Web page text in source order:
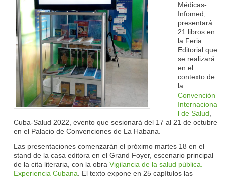
Médicas-
Infomed,
presentará
21 libros en
la Feria
Editorial que
se realizará
en el
contexto de
la
Convención
Internaciona
l de Salud
Cuba-Salud 2022, evento que sesionará del 17 al 21 de octubre
en el Palacio de Convenciones de La Habana.
Las presentaciones comenzarán el próximo martes 18 en el
stand de la casa editora en el Grand Foyer, escenario principal
de la cita literaria, con la obra Vigilancia de la salud pública.
Experiencia Cubana . El texto expone en 25 capítulos las